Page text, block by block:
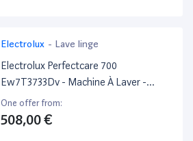
Electrolux - Lave linge
Electrolux Perfectcare 700
Ew7T3733Dv - Machine À Laver -
Largeur : 39.7 Cm - Profondeur : 59.9
Cm - Hauteur : 90.8 Cm - Chargement
One offer from:
508,00 €